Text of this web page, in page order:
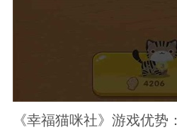
《幸福猫咪社》游戏优势：